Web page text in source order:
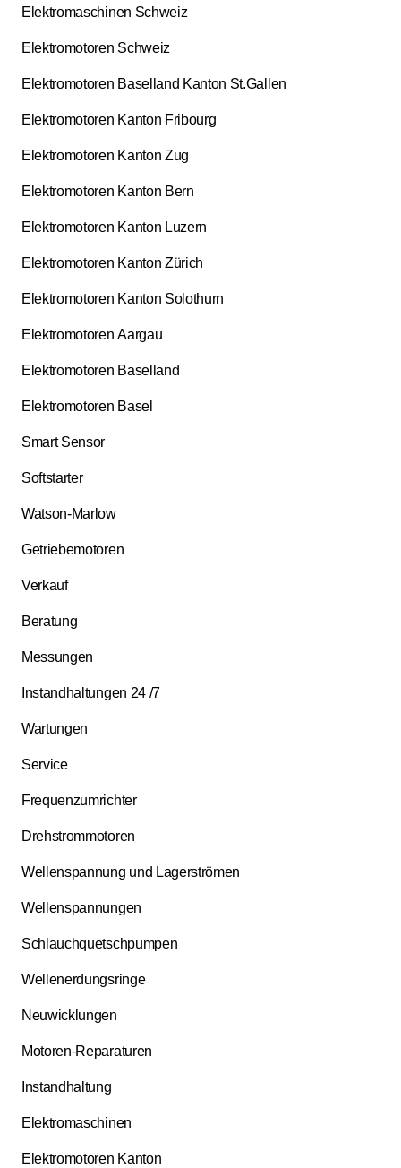
Elektromaschinen Schweiz
Elektromotoren Schweiz
Elektromotoren Baselland Kanton St.Gallen
Elektromotoren Kanton Fribourg
Elektromotoren Kanton Zug
Elektromotoren Kanton Bern
Elektromotoren Kanton Luzern
Elektromotoren Kanton Zürich
Elektromotoren Kanton Solothurn
Elektromotoren Aargau
Elektromotoren Baselland
Elektromotoren Basel
Smart Sensor
Softstarter
Watson-Marlow
Getriebemotoren
Verkauf
Beratung
Messungen
Instandhaltungen 24 /7
Wartungen
Service
Frequenzumrichter
Drehstrommotoren
Wellenspannung und Lagerströmen
Wellenspannungen
Schlauchquetschpumpen
Wellenerdungsringe
Neuwicklungen
Motoren-Reparaturen
Instandhaltung
Elektromaschinen
Elektromotoren Kanton